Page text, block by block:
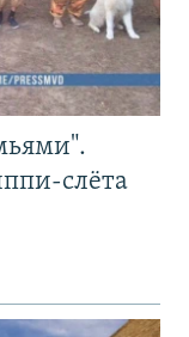
слёта